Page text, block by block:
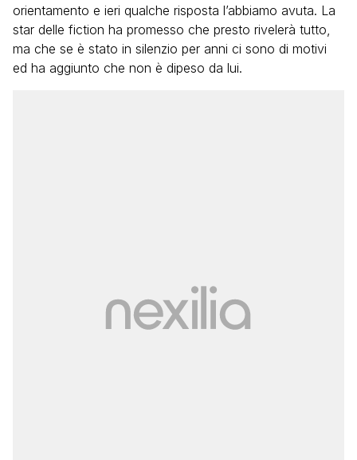
orientamento e ieri qualche risposta l’abbiamo avuta. La
star delle fiction ha promesso che presto rivelerà tutto,
ma che se è stato in silenzio per anni ci sono di motivi
ed ha aggiunto che non è dipeso da lui.